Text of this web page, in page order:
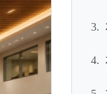
3.
4.